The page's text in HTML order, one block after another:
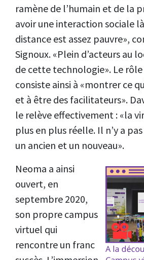
ramène de l’humain et de la
avoir une interaction sociale
distance est assez pauvre»,
Signoux. «Plein d’acteurs au
de cette technologie». Le
consiste ainsi à «montrer ce
et à être des facilitateurs».
le relève effectivement : «la
plus en plus réelle. Il n’y a
un ancien et un nouveau».
Neoma a ainsi
ouvert, en
septembre 2020,
son propre campus
virtuel qui
rencontre un franc